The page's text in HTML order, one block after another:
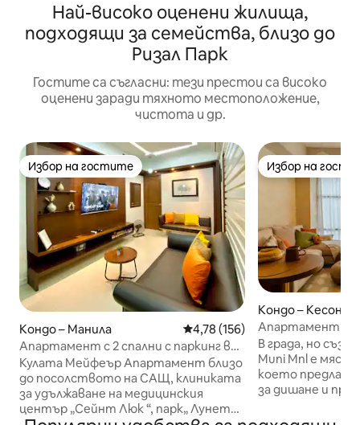
Най-високо оценени жилища,
подходящи за семейства, близо до
Ризал Парк
Гостите са съгласни: тези престои са високо
оценени заради тяхното местоположение,
чистота и др.
Избор на гостите
Избор на гостите
Кондо – Манила Средна оценка: 4,78 от 5,
4,78 (156)
Апартамент с 2 спални с паркинг в
Манила близо до посолството на
САЩ
Кулата Мейфеър Апартамент близо
до посолството на САЩ, клиниката
за удължаване на медицинския
център „Сейнт Люк “, парк„ Лунета
Избор на
Избор на
Кондо – Кесон
Апартамент в
градски
В града, но
Muni Mnl е
което
за дишане и
оживения шум